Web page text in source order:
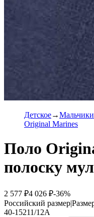
Детское Мальчики
Original Marines
Поло
полоску
2 577 ₽4 026 ₽-36%
Российский размер|
40-15211/12A